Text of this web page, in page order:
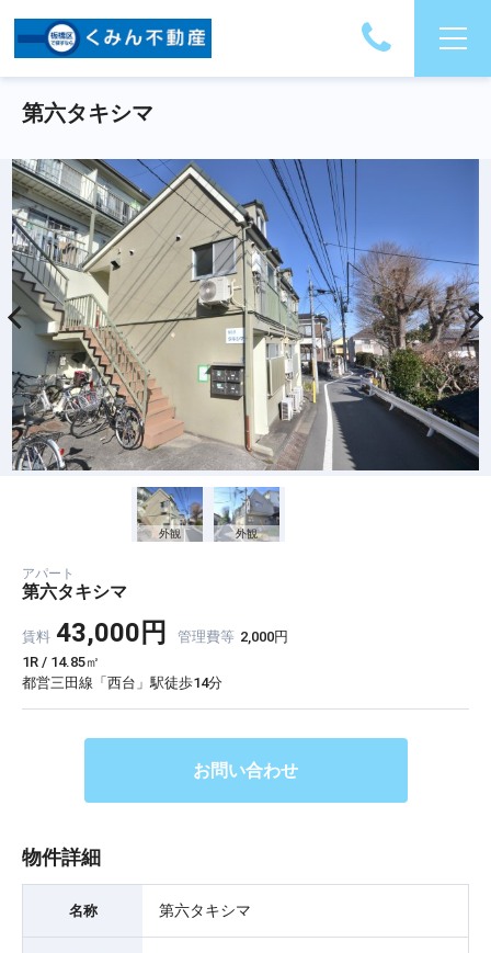
第六タキシマ
外観 外観
アパート
第六タキシマ
賃料 43,000円 管理費等 2,000円
1R / 14.85㎡
都営三田線「西台」駅徒歩14分
お問い合わせ
物件詳細
名称 第六タキシマ